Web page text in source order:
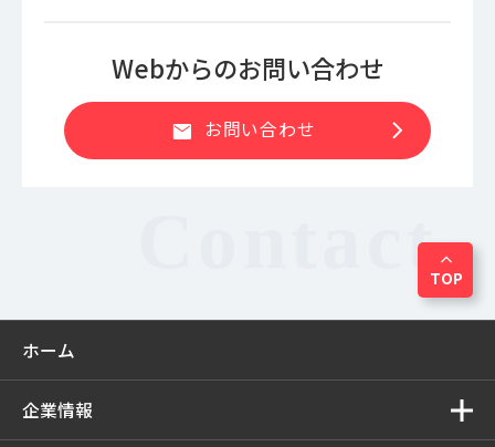
Webからのお問い合わせ
mail お問い合わせ chevron_right
expand_less
TOP
ホーム
企業情報